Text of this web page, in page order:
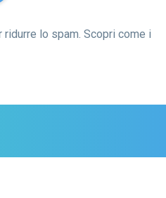
lo spam. Scopri come i